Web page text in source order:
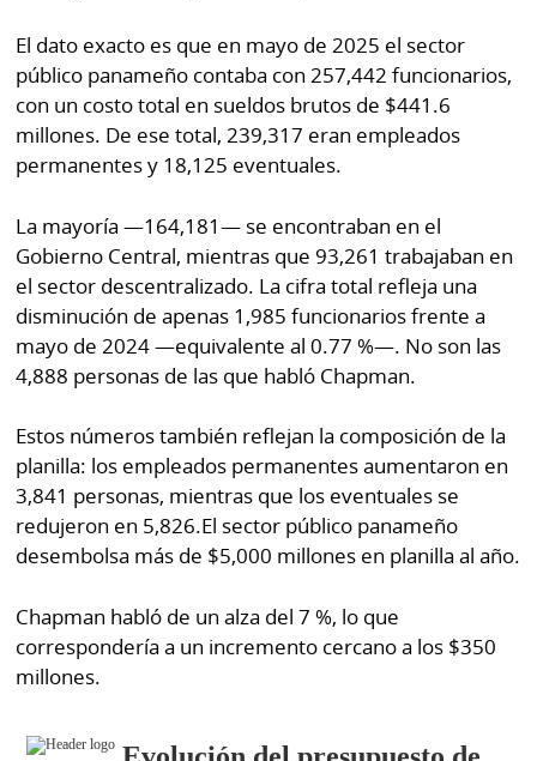
El dato exacto es que en mayo de 2025 el sector
público panameño contaba con 257,442 funcionarios,
con un costo total en sueldos brutos de $441.6
millones. De ese total, 239,317 eran empleados
permanentes y 18,125 eventuales.
La mayoría —164,181— se encontraban en el
Gobierno Central, mientras que 93,261 trabajaban en
el sector descentralizado. La cifra total refleja una
disminución de apenas 1,985 funcionarios frente a
mayo de 2024 —equivalente al 0.77 %—. No son las
4,888 personas de las que habló Chapman.
Estos números también reflejan la composición de la
planilla: los empleados permanentes aumentaron en
3,841 personas, mientras que los eventuales se
redujeron en 5,826.El sector público panameño
desembolsa más de $5,000 millones en planilla al año.
Chapman habló de un alza del 7 %, lo que
correspondería a un incremento cercano a los $350
millones.